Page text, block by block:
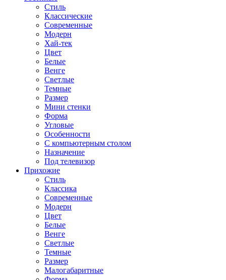
Стиль
Классические
Современные
Модерн
Хай-тек
Цвет
Белые
Венге
Светлые
Темные
Размер
Мини стенки
Форма
Угловые
Особенности
С компьютерным столом
Назначение
Под телевизор
Прихожие
Стиль
Классика
Современные
Модерн
Цвет
Белые
Венге
Светлые
Темные
Размер
Малогабаритные